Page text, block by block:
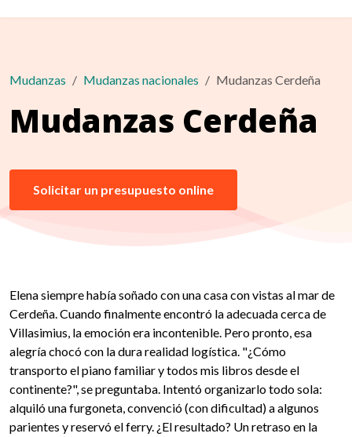
Mudanzas Mudanzas nacionales Mudanzas Cerdeña
Mudanzas Cerdeña
Solicitar un presupuesto online
Elena siempre había soñado con una casa con vistas al mar de
Cerdeña. Cuando finalmente encontró la adecuada cerca de
Villasimius, la emoción era incontenible. Pero pronto, esa
alegría chocó con la dura realidad logística. "¿Cómo
transporto el piano familiar y todos mis libros desde el
continente?", se preguntaba. Intentó organizarlo todo sola:
alquiló una furgoneta, convenció (con dificultad) a algunos
parientes y reservó el ferry. ¿El resultado? Un retraso en la